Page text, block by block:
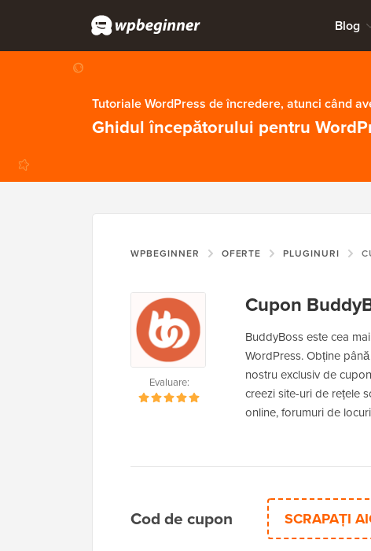
Blog
Tutoriale WordPress de încredere, atunci când
Ghidul începătorului pentru
WPBEGINNER OFERTE PLUGINURI
Cupon
Evaluare:
BuddyBoss este cea
WordPress. Obține
nostru exclusiv de
creezi site-uri de rețele
online, forumuri de
Cod de cupon SCRAPAȚI